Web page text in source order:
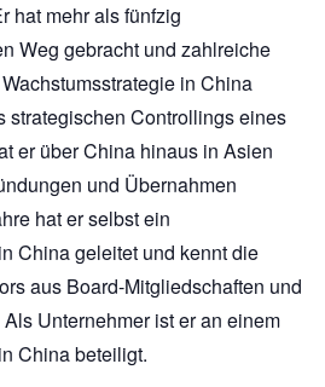
hat mehr als fünfzig
Weg gebracht und zahlreiche
in China
strategischen Controllings eines
er über China hinaus in Asien
und Übernahmen
hat er selbst ein
China geleitet und kennt die
aus Board-Mitgliedschaften und
Unternehmer ist er an einem
China beteiligt.